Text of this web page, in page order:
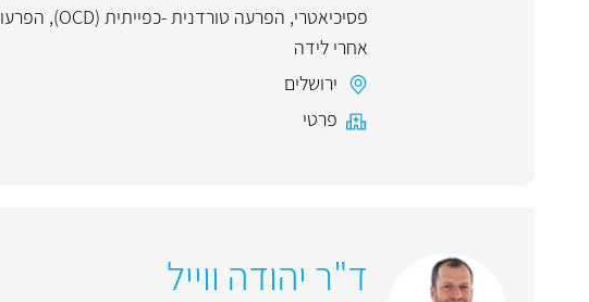
פסיכיאטרי, הפרעה טורדנית -כפייתית (OCD) ,
אחרי לידה
ירושלים
פרטי
ד"ר יהודה ווייל